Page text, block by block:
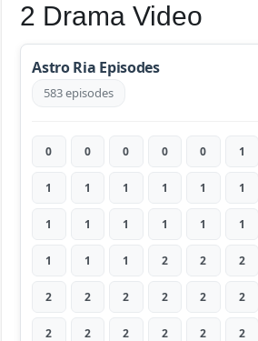
2 Drama Video
Astro Ria Episodes
583 episodes
0 0 0 0 0 1
1 1 1 1 1 1
1 1 1 1 1 1
1 1 1 2 2 2
2 2 2 2 2 2
2 2 2 2 2 2